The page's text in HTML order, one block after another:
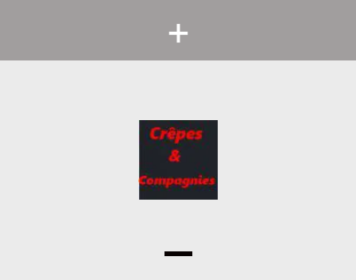
+